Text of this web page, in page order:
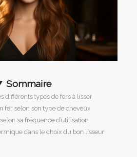
Sommaire
différents types de fers à lisser
fer selon son type de cheveux
sa fréquence d’utilisation
dans le choix du bon lisseur